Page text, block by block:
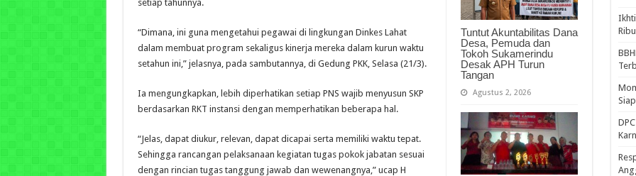
Tuntut Akuntabilitas Dana
Desa, Pemuda dan
Tokoh Sukamerindu
Desak APH Turun
Tangan
Agustus 2, 2026
setiap tahunnya.
“Dimana, ini guna mengetahui pegawai di lingkungan Dinkes Lahat
dalam membuat program sekaligus kinerja mereka dalam kurun waktu
setahun ini,” jelasnya, pada sambutannya, di Gedung PKK, Selasa (21/3).
Ia mengungkapkan, lebih diperhatikan setiap PNS wajib menyusun SKP
berdasarkan RKT instansi dengan memperhatikan beberapa hal.
“Jelas, dapat diukur, relevan, dapat dicapai serta memiliki waktu tepat.
Sehingga rancangan pelaksanaan kegiatan tugas pokok jabatan sesuai
dengan rincian tugas tanggung jawab dan wewenangnya,” ucap H